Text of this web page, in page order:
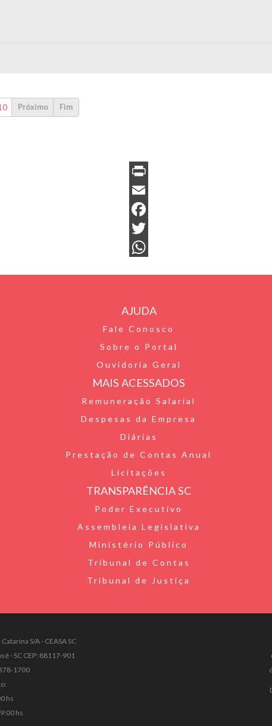
Próximo Fim
PrintFriendly
Email
Facebook
Twitter
AJUDA
Fale Conosco
Sobre o Portal
Ouvidoria Geral
MAIS ACESSADOS
Remuneração Salarial
Despesas da Empresa
Diárias
Prestação de Contas Anual
Licitações
TRANSPARÊNCIA SC
Poder Executivo
Assembleia Legislativa
Ministério Público
Tribunal de Contas
Tribunal de Justiça
S/A - CEASA SC
- SC CEP: 88117-901
1700
hs
hs